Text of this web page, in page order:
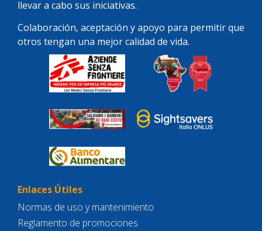
llevar a cabo sus iniciativas.
Colaboración, aceptación y apoyo para permitir que
otros tengan una mejor calidad de vida.
Enlaces Útiles
Normas de uso y mantenimiento
Reglamento de promociones